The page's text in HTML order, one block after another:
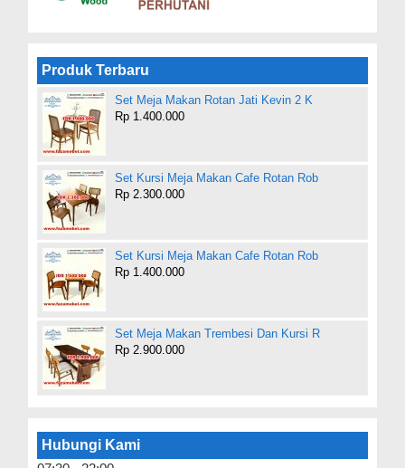
Produk Terbaru
Set Meja Makan Rotan Jati Kevin 2 K
Rp 1.400.000
Set Kursi Meja Makan Cafe Rotan Rob
Rp 2.300.000
Set Kursi Meja Makan Cafe Rotan Rob
Rp 1.400.000
Set Meja Makan Trembesi Dan Kursi R
Rp 2.900.000
Hubungi Kami